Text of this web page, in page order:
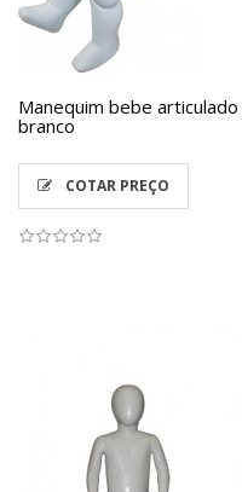
Manequim bebe articulado
branco
COTAR PREÇO